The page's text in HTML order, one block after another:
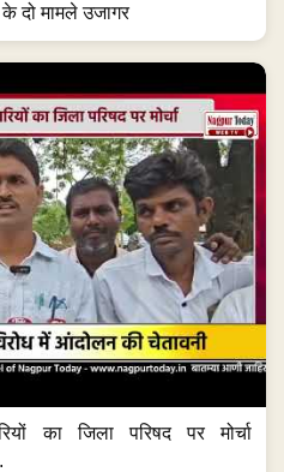
दो मामले उजागर
का जिला परिषद पर मोर्चा